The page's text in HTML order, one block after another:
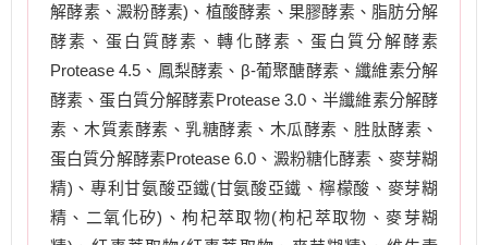
解酵素、澱粉酵素)、植酸酵素、果膠酵素、脂肪分解
酵素、蛋白質酵素、轉化酵素、蛋白質分解酵素
Protease 4.5、鳳梨酵素、β-葡聚醣酵素、纖維素分解
酵素、蛋白質分解酵素Protease 3.0、半纖維素分解酵
素、木質素酵素、乳糖酵素、木瓜酵素、胜肽酵素、
蛋白質分解酵素Protease 6.0、澱粉糖化酵素、麥芽糊
精)、專利甘氨酸亞鐵(甘氨酸亞鐵、檸檬酸、麥芽糊
精、二氧化矽)、枸杞萃取物(枸杞萃取物、麥芽糊